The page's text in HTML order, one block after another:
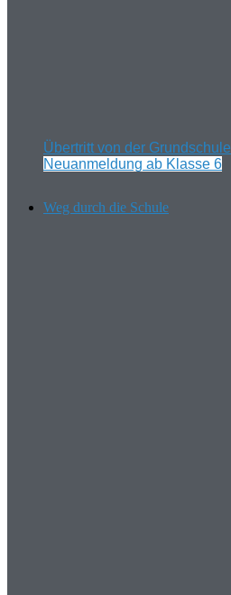
Übertritt von der Grundschule
Neuanmeldung ab Klasse 6
Weg durch die Schule